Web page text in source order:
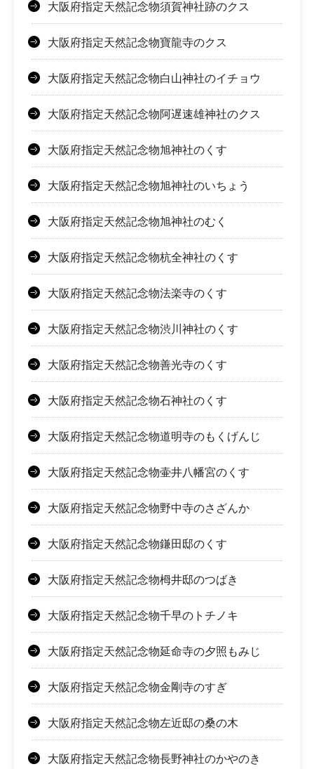
大阪府指定天然記念物須賀神社跡のクス
大阪府指定天然記念物寶龍寺のクス
大阪府指定天然記念物白山神社のイチョウ
大阪府指定天然記念物阿遅速雄神社のクス
大阪府指定天然記念物旭神社のくす
大阪府指定天然記念物旭神社のいちょう
大阪府指定天然記念物旭神社のむく
大阪府指定天然記念物杭全神社のくす
大阪府指定天然記念物法楽寺のくす
大阪府指定天然記念物渋川神社のくす
大阪府指定天然記念物善光寺のくす
大阪府指定天然記念物石神社のくす
大阪府指定天然記念物道明寺のもくげんじ
大阪府指定天然記念物壷井八幡宮のくす
大阪府指定天然記念物野中寺のさざんか
大阪府指定天然記念物鎌田邸のくす
大阪府指定天然記念物栂井邸のつばき
大阪府指定天然記念物千早のトチノキ
大阪府指定天然記念物延命寺の夕照もみじ
大阪府指定天然記念物金剛寺のすぎ
大阪府指定天然記念物左近邸の桑の木
大阪府指定天然記念物長野神社のかやのき